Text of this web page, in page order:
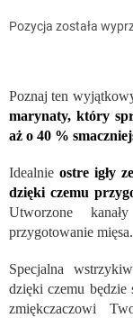
Pozycja została
Poznaj ten
marynaty, który
aż o 40 %
Idealnie ostre igły
dzięki czemu
Utworzone
przygotowanie mięsa.
Specjalna
dzięki czemu będzie
zmiękczaczowi